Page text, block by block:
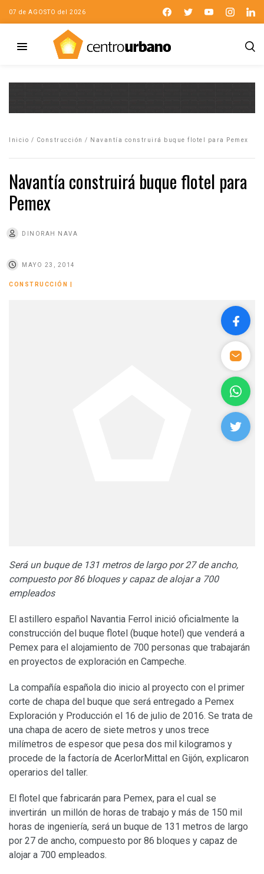
07 de AGOSTO del 2026
Inicio / Construcción / Navantía construirá buque flotel para Pemex
Navantía construirá buque flotel para
Pemex
DINORAH NAVA
MAYO 23, 2014
CONSTRUCCIÓN
Será un buque de 131 metros de largo por 27 de ancho,
compuesto por 86 bloques y capaz de alojar a 700
empleados
El astillero español Navantia Ferrol inició oficialmente la
construcción del buque flotel (buque hotel) que venderá a
Pemex para el alojamiento de 700 personas que trabajarán
en proyectos de exploración en Campeche.
La compañía española dio inicio al proyecto con el primer
corte de chapa del buque que será entregado a Pemex
Exploración y Producción el 16 de julio de 2016. Se trata de
una chapa de acero de siete metros y unos trece
milímetros de espesor que pesa dos mil kilogramos y
procede de la factoría de AcerlorMittal en Gijón, explicaron
operarios del taller.
El flotel que fabricarán para Pemex, para el cual se
invertirán un millón de horas de trabajo y más de 150 mil
horas de ingeniería, será un buque de 131 metros de largo
por 27 de ancho, compuesto por 86 bloques y capaz de
alojar a 700 empleados.